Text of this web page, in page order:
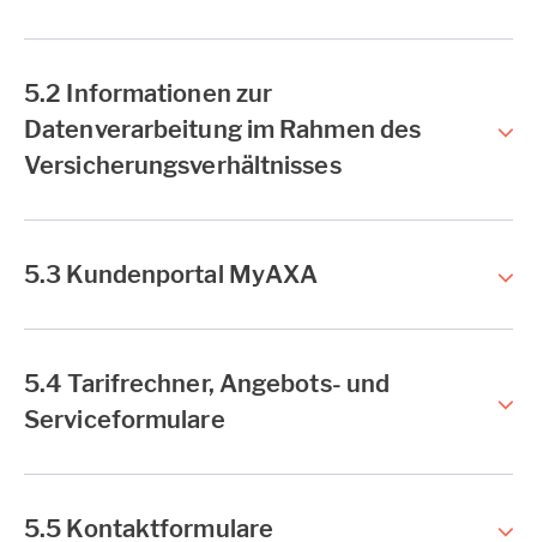
5.2 Informationen zur
Datenverarbeitung im Rahmen des
Versicherungsverhältnisses
5.3 Kundenportal MyAXA
5.4 Tarifrechner, Angebots- und
Serviceformulare
5.5 Kontaktformulare